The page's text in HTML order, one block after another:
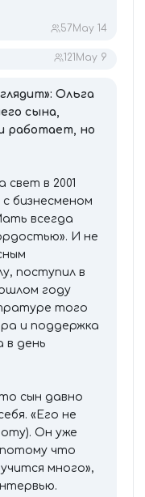
57 May 14
121 May 9
Ольга
сына,
работает, но
в 2001
бизнесменом
всегда
И не
поступил в
году
того
и поддержка
в день
сын давно
«Его не
Он уже
что
много»,